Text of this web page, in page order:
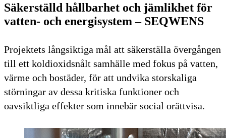
Säkerställd hållbarhet och jämlikhet för
vatten- och energisystem – SEQWENS
Projektets långsiktiga mål att säkerställa övergången
till ett koldioxidsnålt samhälle med fokus på vatten,
värme och bostäder, för att undvika storskaliga
störningar av dessa kritiska funktioner och
oavsiktliga effekter som innebär social orättvisa.